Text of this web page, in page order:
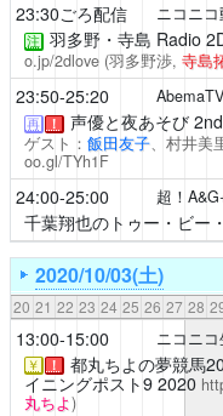
23:30ごろ配信 ニコニ
注 羽多野・寺島 Radio
o.jp/2dlove (羽多野渉, 寺島
23:50-25:20 AbemaTV
再 ！ 声優と夜あそび2nd
ゲスト： 飯田友子、村井美
oo.gl/TYh1F
24:00-25:00 超！
千葉翔也のトゥー・ビー
2020/10/03(土)
20 21 22 23 24 25 26 27 28
13:00-15:00 ニコニ
￥ ！ 都丸ちよの夢競馬
イニングポスト9 2020
丸ちよ)